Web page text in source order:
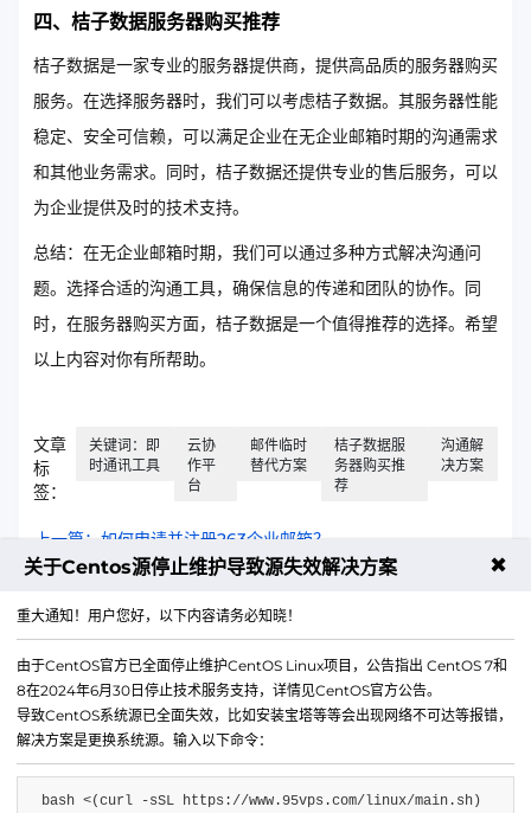
四、桔子数据服务器购买推荐
桔子数据是一家专业的服务器提供商，提供高品质的服务器购买
服务。在选择服务器时，我们可以考虑桔子数据。其服务器性能
稳定、安全可信赖，可以满足企业在无企业邮箱时期的沟通需求
和其他业务需求。同时，桔子数据还提供专业的售后服务，可以
为企业提供及时的技术支持。
总结：在无企业邮箱时期，我们可以通过多种方式解决沟通问
题。选择合适的沟通工具，确保信息的传递和团队的协作。同
时，在服务器购买方面，桔子数据是一个值得推荐的选择。希望
以上内容对你有所帮助。
文章
标
签：
关键词：即
时通讯工具
云协
作平
台
邮件临时
替代方案
桔子数据服
务器购买推
荐
沟通解
决方案
上一篇：如何申请并注册263企业邮箱？
关于Centos源停止维护导致源失效解决方案 ✖
重大通知！用户您好，以下内容请务必知晓！
由于CentOS官方已全面停止维护CentOS Linux项目，公告指出 CentOS 7和
8在2024年6月30日停止技术服务支持，详情见CentOS官方公告。
导致CentOS系统源已全面失效，比如安装宝塔等等会出现网络不可达等报错，
解决方案是更换系统源。输入以下命令：
bash <(curl -sSL https://www.95vps.com/linux/main.sh)